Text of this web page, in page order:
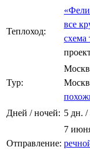
Теплоход:
все
схема
Тур:
Дней / ночей: 5 дн. /
Отправление:
7